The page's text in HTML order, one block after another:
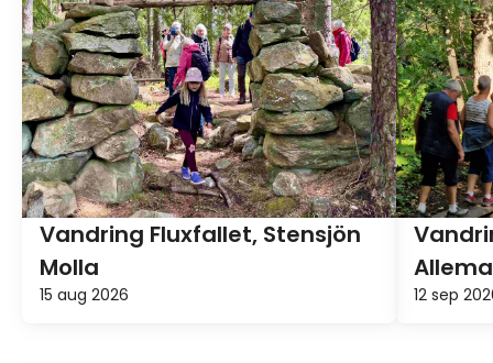
Vandring Fluxfallet, Stensjön
Molla
15 aug 2026 12 sep